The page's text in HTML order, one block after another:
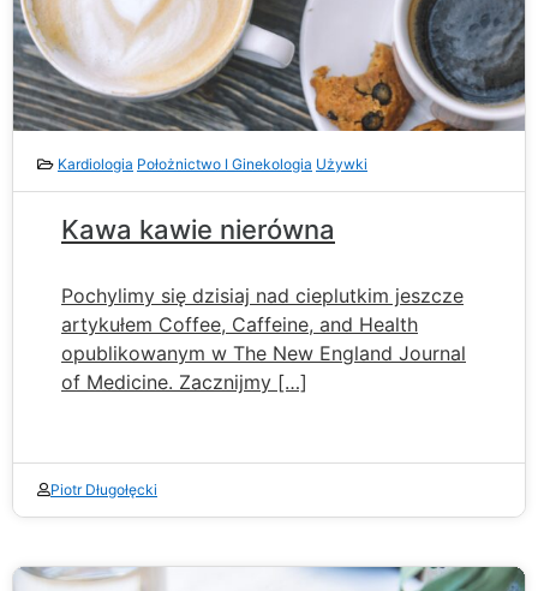
Kardiologia Położnictwo I Ginekologia Używki
Kawa kawie nierówna
Pochylimy się dzisiaj nad cieplutkim jeszcze
artykułem Coffee, Caffeine, and Health
opublikowanym w The New England Journal
of Medicine. Zacznijmy […]
Piotr Długołęcki